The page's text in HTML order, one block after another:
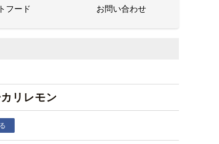
フード お問い合わせ
リレモン